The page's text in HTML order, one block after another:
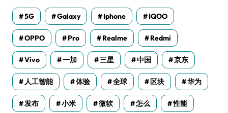
5G Galaxy Iphone IQOO
OPPO Pro Realme Redmi
Vivo 一加 三星 中国 京东
人工智能 体验 全球 区块 华为
发布 小米 微软 怎么 性能